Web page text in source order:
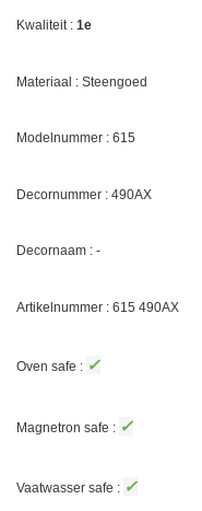
Kwaliteit : 1e
Materiaal : Steengoed
Modelnummer : 615
Decornummer : 490AX
Decornaam : -
Artikelnummer : 615 490AX
Oven safe : ✓
Magnetron safe : ✓
Vaatwasser safe : ✓